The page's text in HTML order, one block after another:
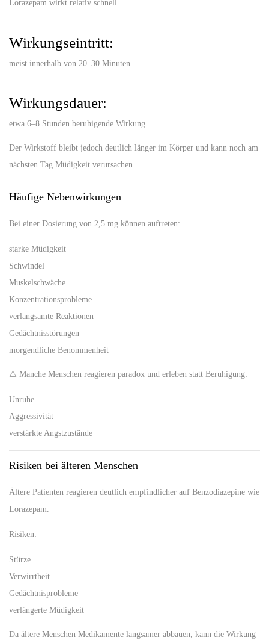
Lorazepam wirkt relativ schnell.
Wirkungseintritt:
meist innerhalb von 20–30 Minuten
Wirkungsdauer:
etwa 6–8 Stunden beruhigende Wirkung
Der Wirkstoff bleibt jedoch deutlich länger im Körper und kann noch am
nächsten Tag Müdigkeit verursachen.
Häufige Nebenwirkungen
Bei einer Dosierung von 2,5 mg können auftreten:
starke Müdigkeit
Schwindel
Muskelschwäche
Konzentrationsprobleme
verlangsamte Reaktionen
Gedächtnisstörungen
morgendliche Benommenheit
⚠️ Manche Menschen reagieren paradox und erleben statt Beruhigung:
Unruhe
Aggressivität
verstärkte Angstzustände
Risiken bei älteren Menschen
Ältere Patienten reagieren deutlich empfindlicher auf Benzodiazepine wie
Lorazepam.
Risiken:
Stürze
Verwirrtheit
Gedächtnisprobleme
verlängerte Müdigkeit
Da ältere Menschen Medikamente langsamer abbauen, kann die Wirkung